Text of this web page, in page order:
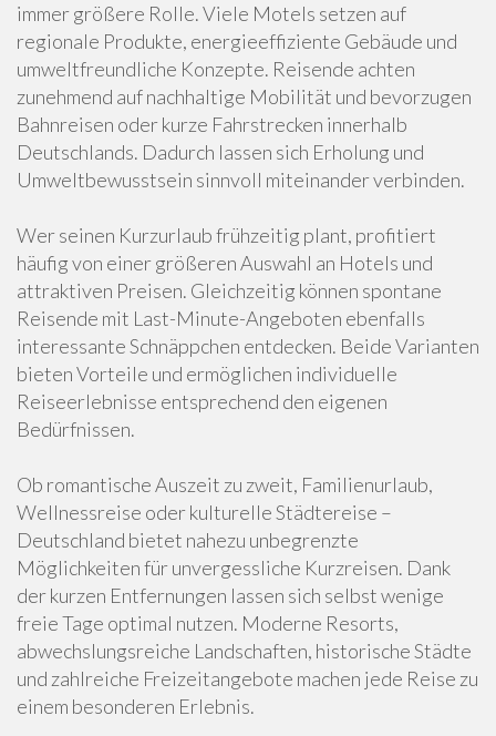
immer größere Rolle. Viele Motels setzen auf
regionale Produkte, energieeffiziente Gebäude und
umweltfreundliche Konzepte. Reisende achten
zunehmend auf nachhaltige Mobilität und bevorzugen
Bahnreisen oder kurze Fahrstrecken innerhalb
Deutschlands. Dadurch lassen sich Erholung und
Umweltbewusstsein sinnvoll miteinander verbinden.
Wer seinen Kurzurlaub frühzeitig plant, profitiert
häufig von einer größeren Auswahl an Hotels und
attraktiven Preisen. Gleichzeitig können spontane
Reisende mit Last-Minute-Angeboten ebenfalls
interessante Schnäppchen entdecken. Beide Varianten
bieten Vorteile und ermöglichen individuelle
Reiseerlebnisse entsprechend den eigenen
Bedürfnissen.
Ob romantische Auszeit zu zweit, Familienurlaub,
Wellnessreise oder kulturelle Städtereise –
Deutschland bietet nahezu unbegrenzte
Möglichkeiten für unvergessliche Kurzreisen. Dank
der kurzen Entfernungen lassen sich selbst wenige
freie Tage optimal nutzen. Moderne Resorts,
abwechslungsreiche Landschaften, historische Städte
und zahlreiche Freizeitangebote machen jede Reise zu
einem besonderen Erlebnis.